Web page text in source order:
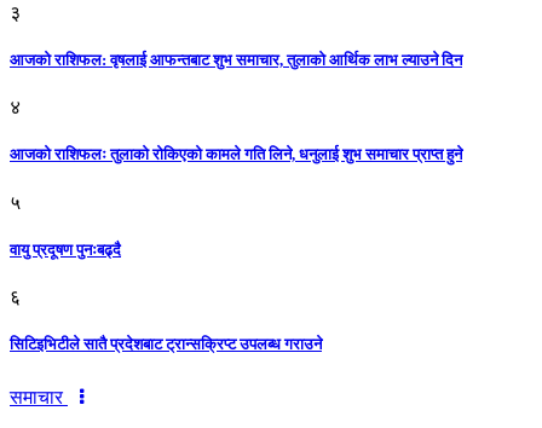
३
आजकाे राशिफल: वृषलाई आफन्तबाट शुभ समाचार, तुलाकाे आर्थिक लाभ ल्याउने दिन
४
आजको राशिफलः तुलाकाे रोकिएको कामले गति लिने, धनुलाई शुभ समाचार प्राप्त हुने
५
वायु प्रदूषण पुनःबढ्दै
६
सिटिइभिटीले सातै प्रदेशबाट ट्रान्सक्रिप्ट उपलब्ध गराउने
समाचार